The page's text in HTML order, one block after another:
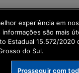
experiência em
são mais
Estadual 15.572/2020
do Sul.
Prosseguir com